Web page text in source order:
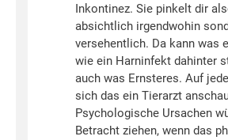
Inkontinez. Sie pinkelt dir
absichtlich irgendwohin
versehentlich. Da kann was
wie ein Harninfekt dahinter
auch was Ernsteres. Auf
sich das ein Tierarzt
Psychologische Ursachen
Betracht ziehen, wenn das